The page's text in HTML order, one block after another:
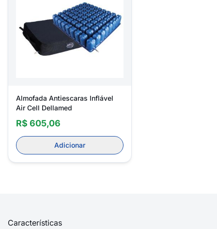
Almofada Antiescaras Inflável
Air Cell Dellamed
R$ 605,06
Adicionar
Características